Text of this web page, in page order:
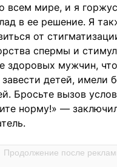
всем мире, и я
в ее решение. Я
от
спермы и
здоровых мужчин,
детей, имели
Бросьте вызов
норму!» —